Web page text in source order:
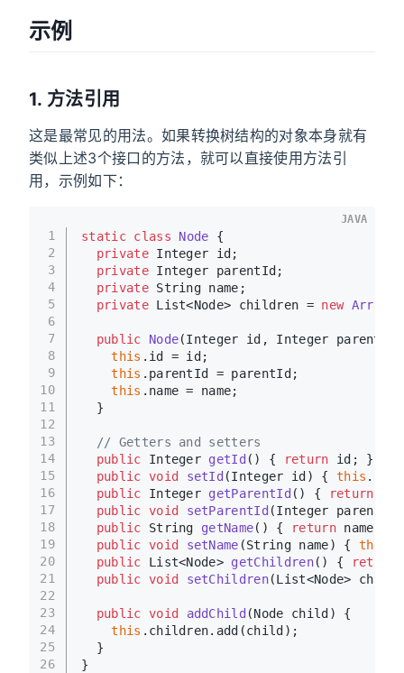
示例
1. 方法引用
这是最常见的用法。如果转换树结构的对象本身就有
类似上述3个接口的方法，就可以直接使用方法引
用，示例如下：
1
2
3
4
5
6
7
8
9
10
11
12
13
14
15
16
17
18
19
20
21
22
23
24
25
26
static class Node {
private Integer id;
private Integer parentId;
private String name;
private List<Node> children = new
public Node(Integer id, Integer parentId,
this .id = id;
this .parentId = parentId;
this .name = name;
  }
// Getters and setters
public Integer getId () { return id; }
public void setId (Integer id) { this .id
public Integer getParentId () { return
public void setParentId (Integer parentId)
public String getName() { return name; }
public void setName (String name) { this
public List<Node> getChildren() { return
public void setChildren(List<Node>
public void addChild (Node child)
{
this .children.add(child);
  }
}
JAVA